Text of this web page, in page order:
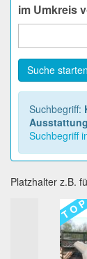
im Umkreis
Suche starten
Suchbegriff:
Ausstattung
Suchbegriff
Platzhalter z.B.
T O